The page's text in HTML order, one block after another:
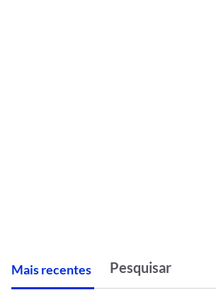
Mais recentes